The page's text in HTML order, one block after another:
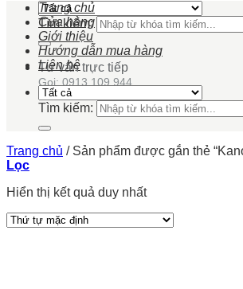
Tìm kiếm:
Tư vấn trực tiếp
Gọi: 0913 109 944
Trang chủ
Cửa hàng
Giới thiệu
Hướng dẫn mua hàng
Liên hệ
Tìm kiếm:
Trang chủ /Sản phẩm được gắn thẻ
Lọc
Hiển thị kết quả duy nhất